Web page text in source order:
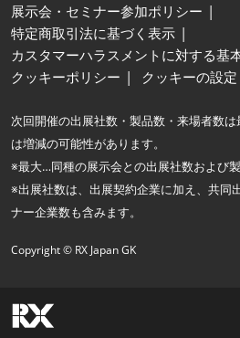
展示会・セミナー参加ポリシー
特定商取引法に基づく表示
カスタマーハラスメントに対する基
クッキーポリシー
クッキーの設定
次回開催の出展社数・製品数・来場者数
は増減の可能性があります。
※最大…同種の展示会との出展社数および製
※出展社数は、出展契約企業に加え、共同
ナー企業数も含みます。
Copyright © RX Japan GK